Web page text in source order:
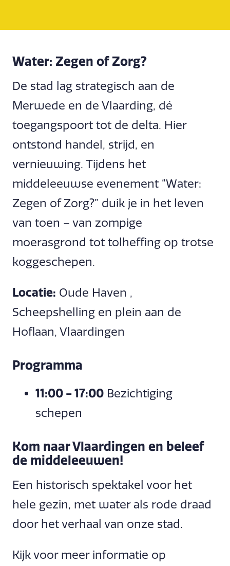
Water: Zegen of Zorg?
De stad lag strategisch aan de
Merwede en de Vlaarding, dé
toegangspoort tot de delta. Hier
ontstond handel, strijd, en
vernieuwing. Tijdens het
middeleeuwse evenement “Water:
Zegen of Zorg?” duik je in het leven
van toen – van zompige
moerasgrond tot tolheffing op trotse
koggeschepen.
Locatie: Oude Haven ,
Scheepshelling en plein aan de
Hoflaan, Vlaardingen
Programma
11:00 - 17:00Bezichtiging
schepen
Kom naar Vlaardingen en beleef
de middeleeuwen!
Een historisch spektakel voor het
hele gezin, met water als rode draad
door het verhaal van onze stad.
Kijk voor meer informatie op